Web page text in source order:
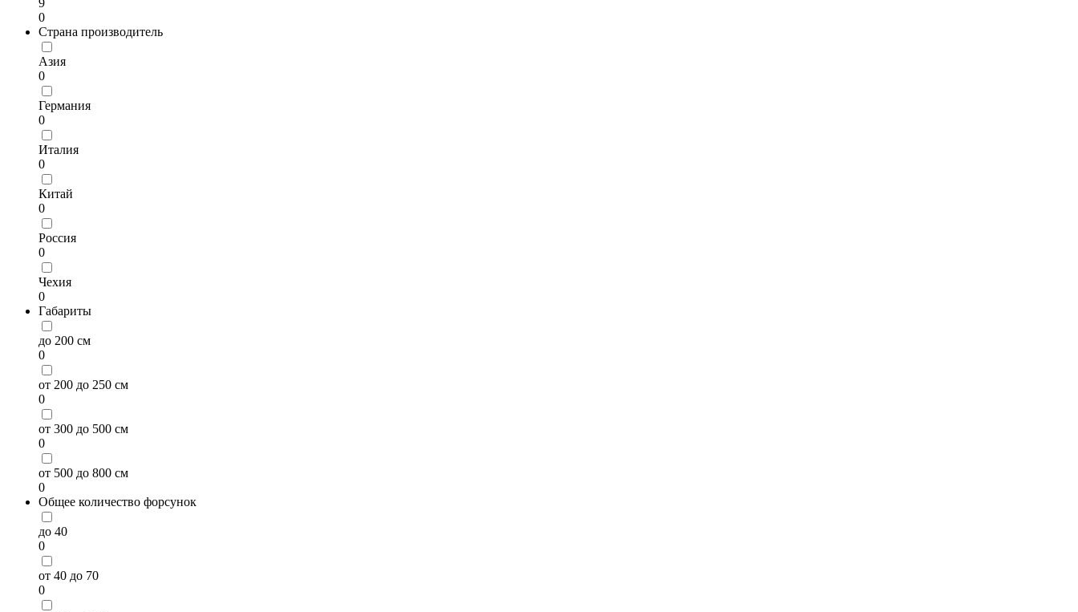
9
0
Страна производитель
Азия
0
Германия
0
Италия
0
Китай
0
Россия
0
Чехия
0
Габариты
до 200 см
0
от 200 до 250 см
0
от 300 до 500 см
0
от 500 до 800 см
0
Общее количество форсунок
до 40
0
от 40 до 70
0